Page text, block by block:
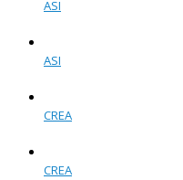
ASI
ASI
CREA
CREA